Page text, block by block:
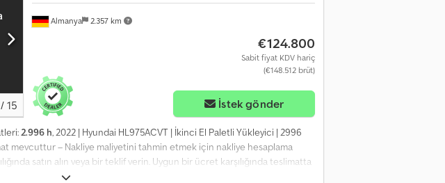
/ 15
Almanya 2.357 km
€124.800
Sabit fiyat KDV hariç
(€148.512 brüt)
İstek gönder
2.996 h, 2022 | Hyundai HL975ACVT | İkinci El Paletli Yükleyici | 2996
mevcuttur – Nakliye maliyetini tahmin etmek için nakliye hesaplama
satın alın veya bir teklif verin. Uygun bir ücret karşılığında teslimatta
bir uzman tarafından incelenmiştir 56 inceleme noktası, 54'ü